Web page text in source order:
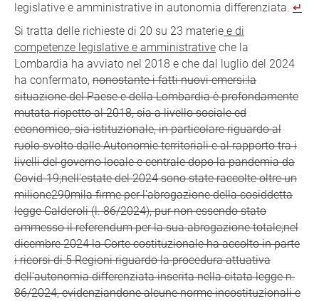
legislative e amministrative in autonomia differenziata.
Si tratta delle richieste di 20 su 23 materie e di
competenze legislative e amministrative che la
Lombardia ha avviato nel 2018 e che dal luglio del 2024
ha confermato, nonostante i fatti nuovi emersi:la
situazione del Paese e della Lombardia è profondamente
mutata rispetto al 2018, sia a livello sociale ed
economico, sia istituzionale, in particolare riguardo al
ruolo svolto dalle Autonomie territoriali e al rapporto tra i
livelli del governo locale e centrale dopo la pandemia da
Covid-19;nell'estate del 2024 sono state raccolte oltre un
milione290mila firme per l'abrogazione della cosiddetta
legge Calderoli (l. 86/2024), pur non essendo stato
ammesso il referendum per la sua abrogazione totale;nel
dicembre 2024 la Corte costituzionale ha accolto in parte
i ricorsi di 5 Regioni riguardo la procedura attuativa
dell'autonomia differenziata inserita nella citata legge n.
86/2024, evidenziandone alcune norme incostituzionali e